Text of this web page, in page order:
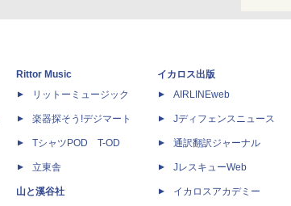
Rittor Music
リットーミュージック
楽器探そう!デジマート
TシャツPOD T-OD
立東舎
山と溪谷社
イカロス出版
AIRLINEweb
Jディフェンスニュース
通訳翻訳ジャーナル
JレスキューWeb
イカロスアカデミー